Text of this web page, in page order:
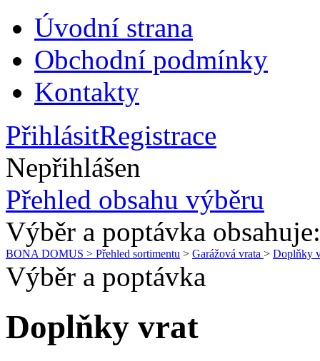
Úvodní strana
Obchodní podmínky
Kontakty
PřihlásitRegistrace
Nepřihlášen
Přehled obsahu výběru
Výběr a poptávka
BONA DOMUS > Přehled sortimentu > Garážová vrata > Doplňky
Výběr a poptávka
Doplňky vrat